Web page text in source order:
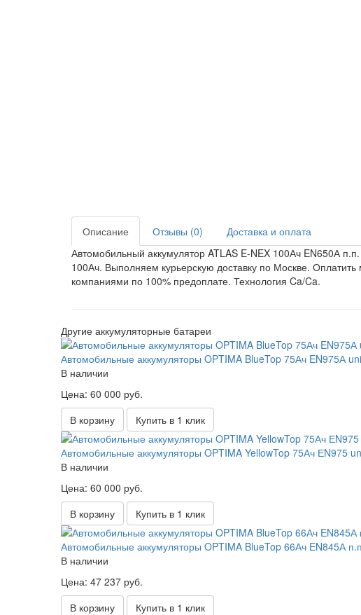
Описание Отзывы (0)
Доставка и оплата
Автомобильный аккумулятор ATLAS E-NEX 100Ач EN650А
100Ач. Выполняем курьерскую доставку по Москве.
компаниями по 100% предоплате. Технология Ca/Ca.
Другие аккумуляторные батареи
Автомобильные аккумуляторы OPTIMA BlueTop 75Ач EN975А
В наличии
Цена: 60 000 руб.
В корзину
Купить в 1 клик
Автомобильные аккумуляторы OPTIMA YellowTop 75Ач ЕN975
В наличии
Цена: 60 000 руб.
В корзину
Купить в 1 клик
Автомобильные аккумуляторы OPTIMA BlueTop 66Ач EN845А
В наличии
Цена: 47 237 руб.
В корзину
Купить в 1 клик